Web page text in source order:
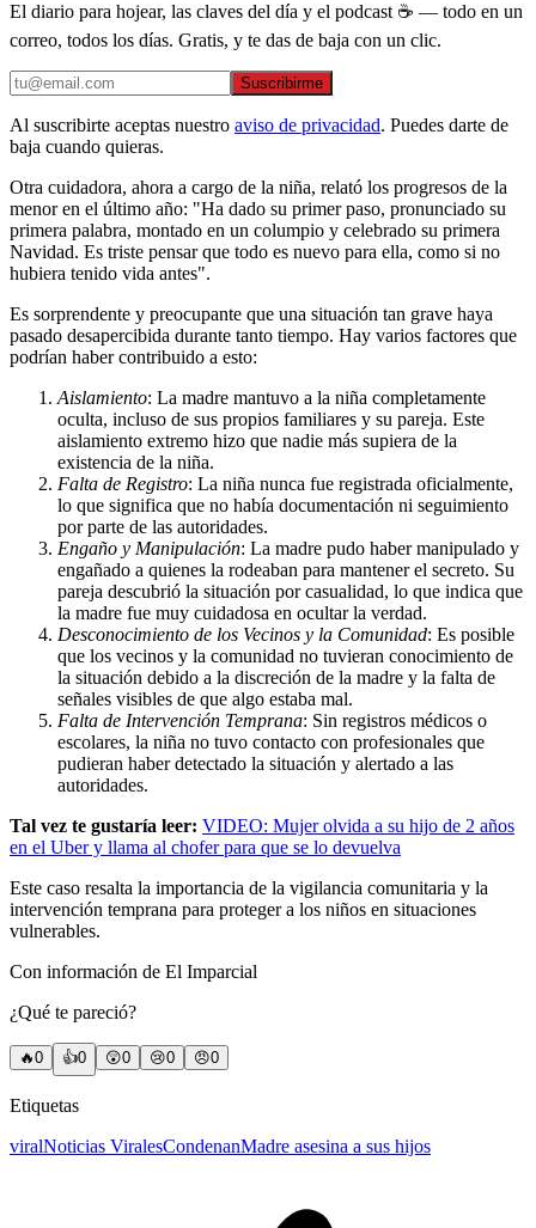
El diario para hojear, las claves del día y el podcast ☕ — todo en un
correo, todos los días. Gratis, y te das de baja con un clic.
Suscribirme
Al suscribirte aceptas nuestro aviso de privacidad. Puedes darte de
baja cuando quieras.
Otra cuidadora, ahora a cargo de la niña, relató los progresos de la
menor en el último año: "Ha dado su primer paso, pronunciado su
primera palabra, montado en un columpio y celebrado su primera
Navidad. Es triste pensar que todo es nuevo para ella, como si no
hubiera tenido vida antes".
Es sorprendente y preocupante que una situación tan grave haya
pasado desapercibida durante tanto tiempo. Hay varios factores que
podrían haber contribuido a esto:
Aislamiento: La madre mantuvo a la niña completamente
oculta, incluso de sus propios familiares y su pareja. Este
aislamiento extremo hizo que nadie más supiera de la
existencia de la niña.
Falta de Registro: La niña nunca fue registrada oficialmente,
lo que significa que no había documentación ni seguimiento
por parte de las autoridades.
Engaño y Manipulación: La madre pudo haber manipulado y
engañado a quienes la rodeaban para mantener el secreto. Su
pareja descubrió la situación por casualidad, lo que indica que
la madre fue muy cuidadosa en ocultar la verdad.
Desconocimiento de los Vecinos y la Comunidad: Es posible
que los vecinos y la comunidad no tuvieran conocimiento de
la situación debido a la discreción de la madre y la falta de
señales visibles de que algo estaba mal.
Falta de Intervención Temprana: Sin registros médicos o
escolares, la niña no tuvo contacto con profesionales que
pudieran haber detectado la situación y alertado a las
autoridades.
Tal vez te gustaría leer: VIDEO: Mujer olvida a su hijo de 2 años
en el Uber y llama al chofer para que se lo devuelva
Este caso resalta la importancia de la vigilancia comunitaria y la
intervención temprana para proteger a los niños en situaciones
vulnerables.
Con información de El Imparcial
¿Qué te pareció?
🔥0 👍0 😲0 😢0 😠0
Etiquetas
viralNoticias ViralesCondenanMadre asesina a sus hijos